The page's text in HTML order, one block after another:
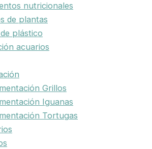
nutricionales
de plantas
plástico
acuarios
Grillos
Iguanas
Tortugas